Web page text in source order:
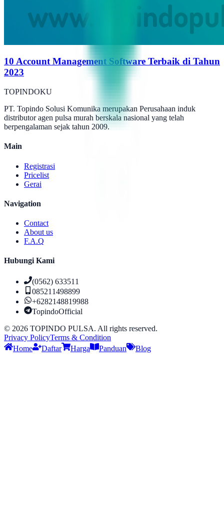
10 Account Management Software Terbaik di Tahun
2023
TOPINDOKU
PT. Topindo Solusi Komunika merupakan Perusahaan induk
distributor agen pulsa murah berskala nasional yang telah
berpengalaman sejak tahun 2009.
Main
Registrasi
Pricelist
Gerai
Navigation
Contact
About us
F.A.Q
Hubungi Kami
(0562) 633511
085211498899
+6282148819988
TopindoOfficial
© 2026 TOPINDO PULSA. All rights reserved.
Privacy PolicyTerms & Condition
Home
Daftar Harga Panduan Blog